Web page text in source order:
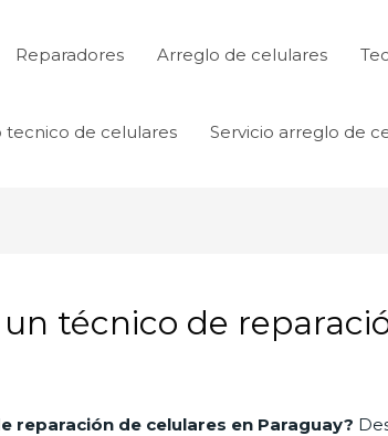
Reparadores Arreglo de celulares
tecnico de celulares Servicio arreglo de
técnico de
reparación de celulares en Paraguay?